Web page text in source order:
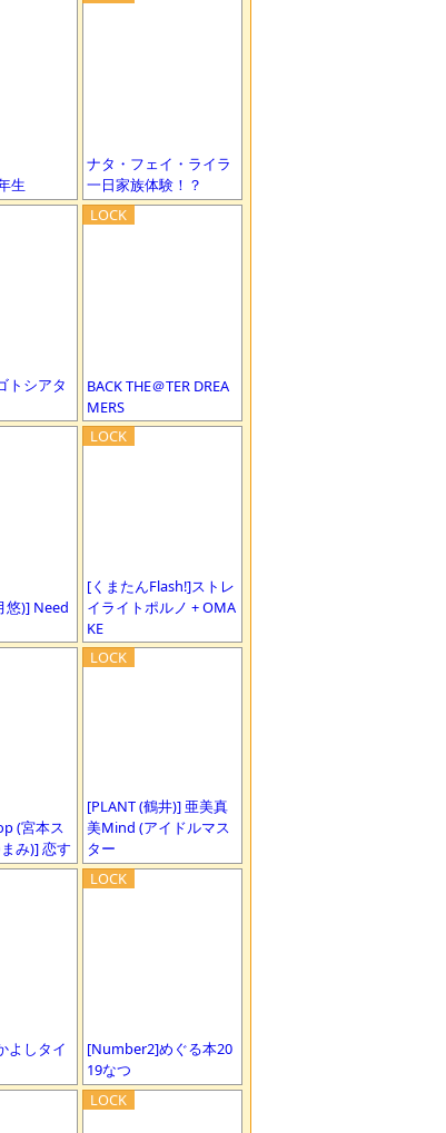
生
ナタ・フェイ・ライラ
一日家族体験！？
トシアタ
BACK THE＠TER DREA
MERS
悠)] Need
[くまたんFlash!]ストレ
イライトポルノ + OMA
KE
(宮本ス
み)] 恋す
[PLANT (鶴井)] 亜美真
美Mind (アイドルマス
ター
よしタイ
[Number2]めぐる本20
19なつ